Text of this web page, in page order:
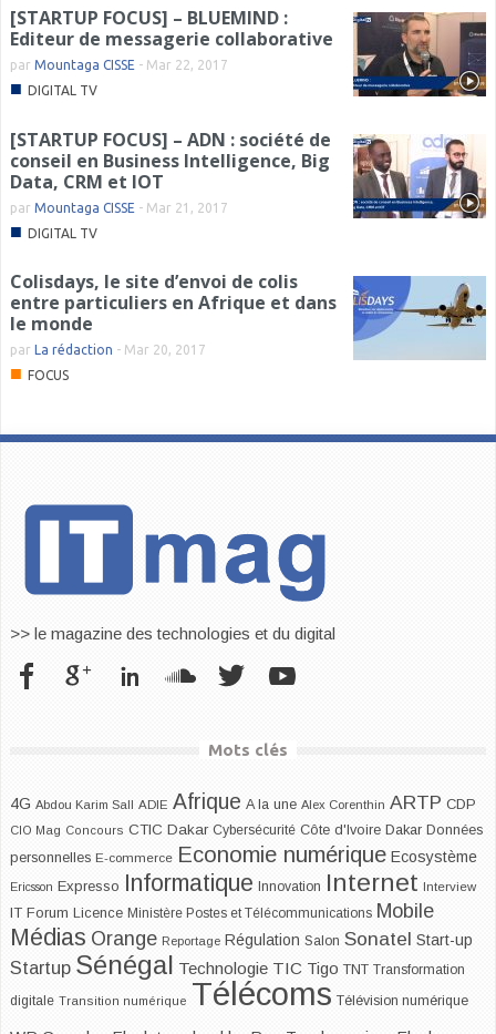
[STARTUP FOCUS] – BLUEMIND :
Editeur de messagerie collaborative
par Mountaga CISSE - Mar 22, 2017
■ DIGITAL TV
[STARTUP FOCUS] – ADN : société de
conseil en Business Intelligence, Big
Data, CRM et IOT
par Mountaga CISSE - Mar 21, 2017
■ DIGITAL TV
Colisdays, le site d’envoi de colis
entre particuliers en Afrique et dans
le monde
par La rédaction - Mar 20, 2017
■ FOCUS
>> le magazine des technologies et du digital
Mots clés
4G Abdou Karim Sall ADIE Afrique A la une Alex Corenthin ARTP CDP
CIO Mag Concours CTIC Dakar Cybersécurité Côte d'Ivoire Dakar Données
personnelles E-commerce Economie numérique Ecosystème
Ericsson Expresso Informatique Innovation Internet Interview
IT Forum Licence Ministère Postes et Télécommunications Mobile
Médias Orange Reportage Régulation Salon Sonatel Start-up
Startup Sénégal Technologie TIC Tigo TNT Transformation
digitale Transition numérique Télécoms Télévision numérique